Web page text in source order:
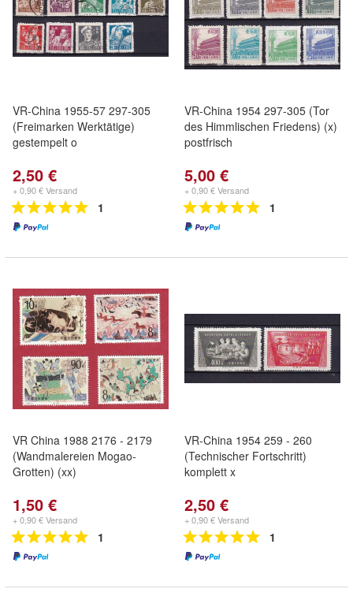
VR-China 1955-57 297-305
(Freimarken Werktätige)
gestempelt o
2,50 €
+ 0,90 € Versand
1
VR-China 1954 297-305 (Tor
des Himmlischen Friedens) (x)
postfrisch
5,00 €
+ 0,90 € Versand
1
VR China 1988 2176 - 2179
(Wandmalereien Mogao-
Grotten) (xx)
1,50 €
+ 0,90 € Versand
1
VR-China 1954 259 - 260
(Technischer Fortschritt)
komplett x
2,50 €
+ 0,90 € Versand
1